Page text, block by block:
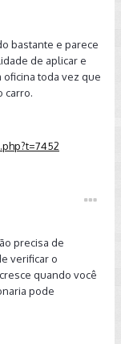
bastante e parece
de aplicar e
toda vez que
carro.
precisa de
verificar o
quando você
pode